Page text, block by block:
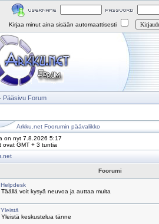
Kirjaa minut aina sisään automaattisesti
Pääsivu Forum
Arkku.net Foorumin päävalikko
on nyt 7.8.2026 5:17
ovat GMT + 3 tuntia
Foorumi
Helpdesk
Täällä voit kysyä neuvoa ja auttaa muita
Yleistä
Yleistä keskustelua tänne